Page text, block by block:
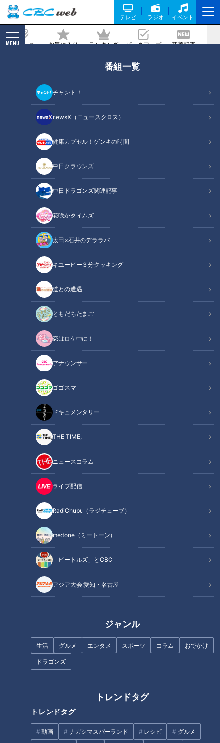
テレビ ラジオ イベント
ニュース お気に入り ランキング ピックアップ 新着記事
MENU
番組一覧
チャント！
newsX（ニュースクロス）
健康カプセル！ゲンキの時間
中日クラウンズ
中日ドラゴンズ関連記事
花咲かタイムズ
太田×石井のデララバ
キユーピー３分クッキング
道との遭遇
ともだちたまご
恋はロケ中に！
アナウンサー
ゴゴスマ
ドキュメンタリー
THE TIME,
ニュースコラム
ライブ配信
RadiChubu（ラジチューブ）
me:tone（ミートーン）
「ビートルズ」とCBC
アジア大会 愛知・名古屋
ジャンル
生活 グルメ エンタメ スポーツ コラム おでかけ
ドラゴンズ
トレンドタグ
トレンドタグ
動画 ナガシマスパーランド レシピ グルメ
りに賭けた雪国の熱き情熱
2021/11/25 10:45
「岩の原ワイン」提供：岩の原葡萄園
ニュースコラム
東西南北論説風
ボージョレ・ヌーヴォーも解禁となり、クリスマスそして新年
へと、1年の中でもワインと親しむ季節が到来した。国産ワイ
ンを造ろうと奮闘した先人たちの情熱の足跡をたどった。
かのヒポクラテスが褒めた
ザビエルと共に日本へ
国産ワイン作りの道
岩の原葡萄園の熱き挑戦
国産ワイン作りの扉は開いた
オススメ関連コンテンツ
かのヒポクラテスが褒めた
ワインの起源は、紀元前5000年にもさかのぼる。当時の遺跡
から、ワインのために果汁を搾ったと思われる石器が見つか
り、また古代エジプトの壁画にも道具が描かれていた。古代ギ
リシアで“医学の父”と言われたヒポクラテスは、ワインの解毒
作用と疲労回復への効果を評価したと言う。やがて、ギリシア
ゴーニュ、ボルドー、そしてシャンパーニュなど、フランスに
は続々とワイン産地が誕生した。
ザビエルと共に日本へ
戦国時代の1549年（天文8年）に日本にやって来た宣教師フラ
ンシスコ・ザビエルは、日本に初めてワインを持ち込んだ人物
だと伝えられている。キリスト教を布教したい土地の大名に、
この西洋の葡萄酒を配った。江戸時代は鎖国が続いたが、開国